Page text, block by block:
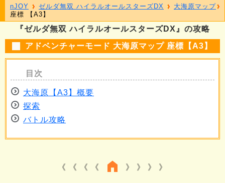
『ゼルダ無双 ハイラルオールスターズDX』の攻略
アドベンチャーモード 大海原マップ 座標【A3】
大海原【A3】概要
探索
バトル攻略
《 《 《 》 》 》
nJOY ゼルダ無双 ハイラルオールスターズDX
大海原マップ
座標 【A3】